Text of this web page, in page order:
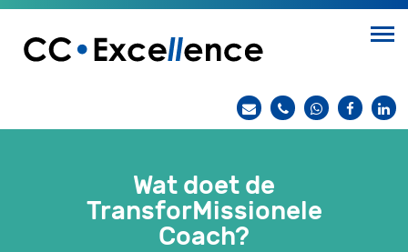
Wat doet de
TransforMissionele
Coach?